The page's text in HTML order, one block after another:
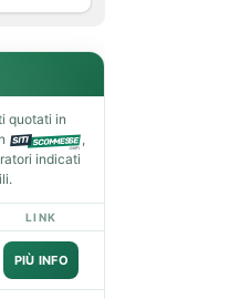
quotati in
,
indicati
LINK
PIÙ INFO